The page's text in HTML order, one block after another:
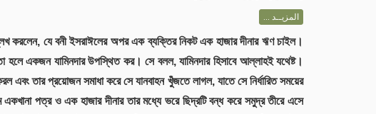
المزيــد ...
করলেন, যে বনী ইসরাঈলের অপর এক ব্যক্তির নিকট এক হাজার দীনার ঋণ চাইল।
হলে একজন যামিনদার উপস্থিত কর। সে বলল, যামিনদার হিসাবে আল্লাহই যথেষ্ট।
এবং তার প্রয়োজন সমাধা করে সে যানবাহন খুঁজতে লাগল, যাতে সে নির্ধারিত সময়ের
পত্র ও এক হাজার দীনার তার মধ্যে ভরে ছিদ্রটি বন্ধ করে সমুদ্র তীরে এসে